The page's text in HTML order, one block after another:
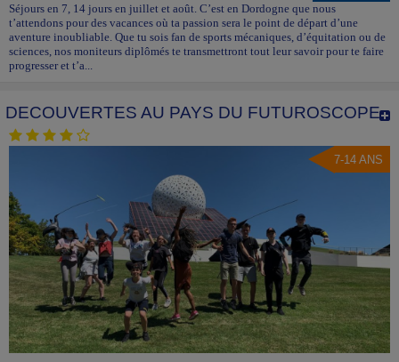
Séjours en 7, 14 jours en juillet et août. C’est en Dordogne que nous
t’attendons pour des vacances où ta passion sera le point de départ d’une
aventure inoubliable. Que tu sois fan de sports mécaniques, d’équitation ou de
sciences, nos moniteurs diplômés te transmettront tout leur savoir pour te faire
progresser et t’a...
DECOUVERTES AU PAYS DU FUTUROSCOPE
7-14 ANS